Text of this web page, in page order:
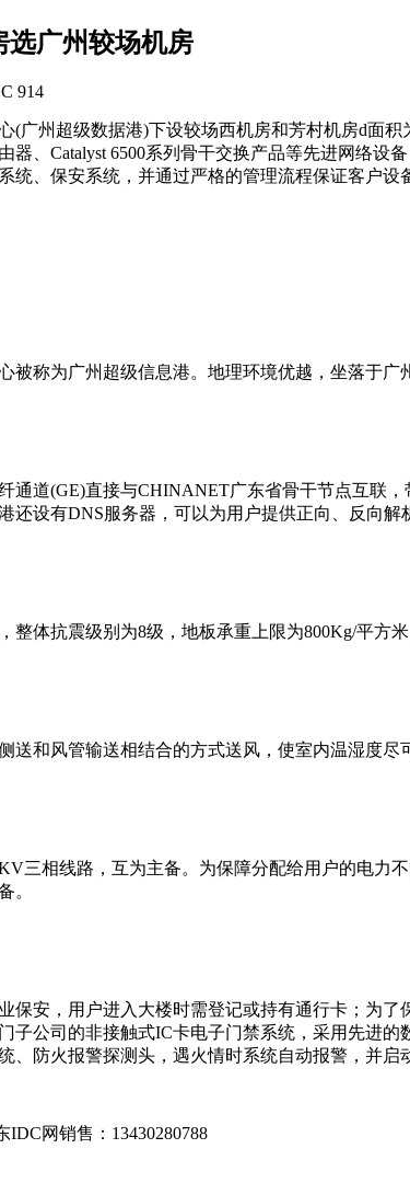
选广州较场机房
914
广州超级数据港)下设较场西机房和芳村机房d面积
器、Catalyst 6500系列骨干交换产品等先进网络
统、保安系统，并通过严格的管理流程保证客户设
称为广州超级信息港。地理环境优越，坐落于广
通道(GE)直接与CHINANET广东省骨干节点互联
还设有DNS服务器，可以为用户提供正向、反向解
体抗震级别为8级，地板承重上限为800Kg/平方
和风管输送相结合的方式送风，使室内温湿度尽
三相线路，互为主备。为保障分配给用户的电力
。
安，用户进入大楼时需登记或持有通行卡；为了
子公司的非接触式IC卡电子门禁系统，采用先进
、防火报警探测头，遇火情时系统自动报警，并启
网销售：13430280788